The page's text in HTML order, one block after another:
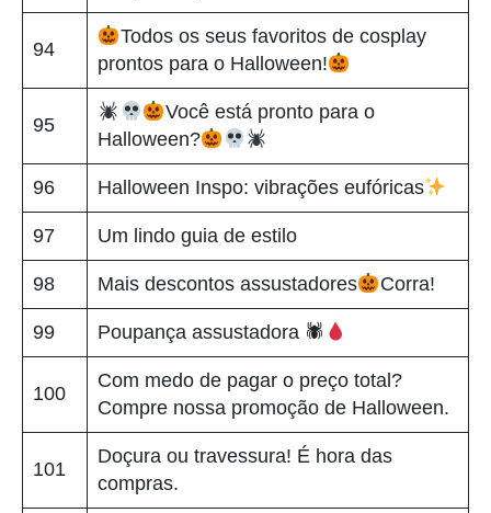
94
Todos os seus favoritos de cosplay
prontos para o Halloween!
95
Você está pronto para o
Halloween?
96 Halloween Inspo: vibrações eufóricas
97 Um lindo guia de estilo
98 Mais descontos assustadores Corra!
99 Poupança assustadora 🕷
100
Com medo de pagar o preço total?
Compre nossa promoção de Halloween.
101
Doçura ou travessura! É hora das
compras.